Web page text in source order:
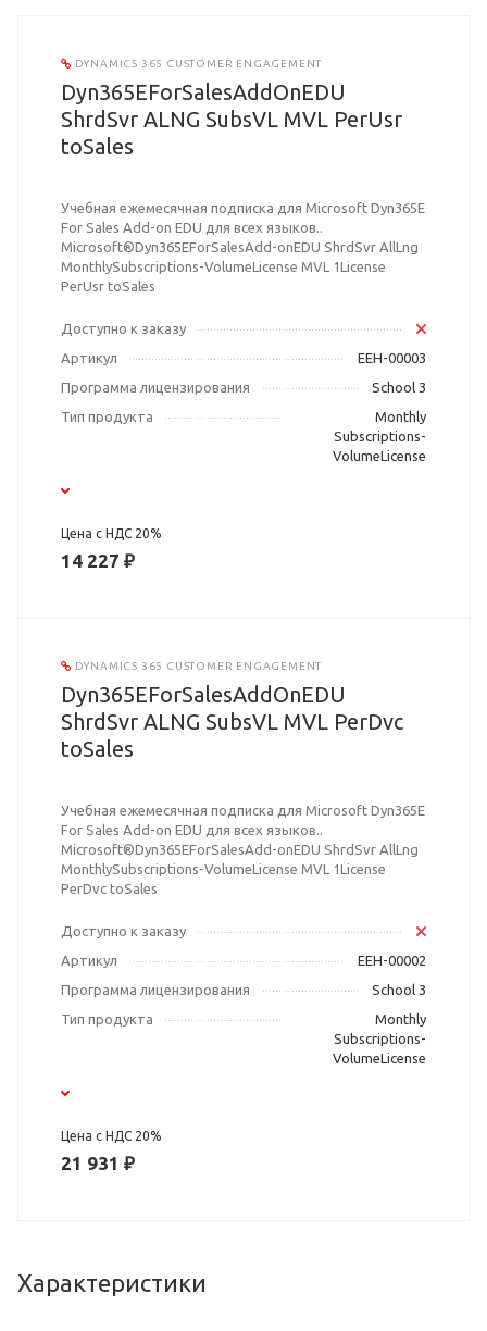
DYNAMICS 365 CUSTOMER ENGAGEMENT
Dyn365EForSalesAddOnEDU
ShrdSvr ALNG SubsVL MVL PerUsr
toSales
Учебная ежемесячная подписка для Microsoft Dyn365E
For Sales Add-on EDU для всех языков..
Microsoft®Dyn365EForSalesAdd-onEDU ShrdSvr AllLng
MonthlySubscriptions-VolumeLicense MVL 1License
PerUsr toSales
Доступно к заказу
Артикул
EEH-00003
Программа лицензирования
School 3
Тип продукта
Monthly
Subscriptions-
VolumeLicense
Цена с НДС 20%
14 227 ₽
DYNAMICS 365 CUSTOMER ENGAGEMENT
Dyn365EForSalesAddOnEDU
ShrdSvr ALNG SubsVL MVL PerDvc
toSales
Учебная ежемесячная подписка для Microsoft Dyn365E
For Sales Add-on EDU для всех языков..
Microsoft®Dyn365EForSalesAdd-onEDU ShrdSvr AllLng
MonthlySubscriptions-VolumeLicense MVL 1License
PerDvc toSales
Доступно к заказу
Артикул
EEH-00002
Программа лицензирования
School 3
Тип продукта
Monthly
Subscriptions-
VolumeLicense
Цена с НДС 20%
21 931 ₽
Характеристики